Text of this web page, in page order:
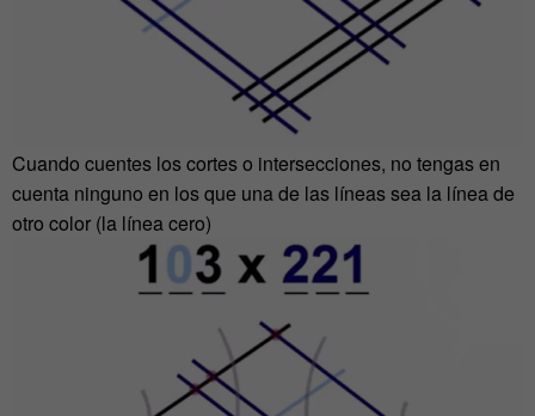
Cuando cuentes los cortes o intersecciones, no tengas en
cuenta ninguno en los que una de las líneas sea la línea de
otro color (la línea cero)